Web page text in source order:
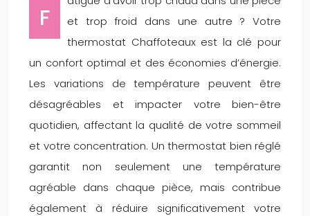
F
et trop froid dans une autre ? Votre
thermostat Chaffoteaux est la clé pour
un confort optimal et des économies d’énergie.
Les variations de température peuvent être
désagréables et impacter votre bien-être
quotidien, affectant la qualité de votre sommeil
et votre concentration. Un thermostat bien réglé
garantit non seulement une température
agréable dans chaque pièce, mais contribue
également à réduire significativement votre